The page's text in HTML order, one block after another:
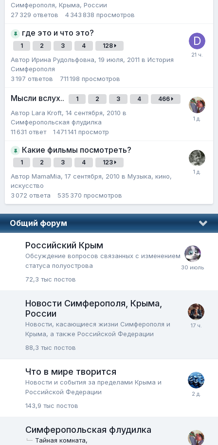
Симферополя, Крыма, России
27 329 ответов 4 343 838 просмотров
где это и что это?
1 2 3 4 128
Автор Ирина Рудольфовна, 19 июля, 2011 в История
Симферополя
3 197 ответов 711 198 просмотров
Мысли вслух.. 1 2 3 4 466
Автор Lara Kroft, 14 сентября, 2010 в
Симферопольская флудилка
11 631 ответ 1 471 141 просмотр
Какие фильмы посмотреть?
1 2 3 4 123
Автор MamaMia, 17 сентября, 2010 в Музыка, кино,
искусство
3 072 ответа 535 370 просмотров
Общий форум
Российский Крым
Обсуждение вопросов связанных с изменением
статуса полуострова
72,3 тыс постов
Новости Симферополя, Крыма,
России
Новости, касающиеся жизни Симферополя и
Крыма, а также Российской Федерации
88,3 тыс постов
Что в мире творится
Новости и события за пределами Крыма и
Российской Федерации
143,9 тыс постов
Симферопольская флудилка
Тайная комната